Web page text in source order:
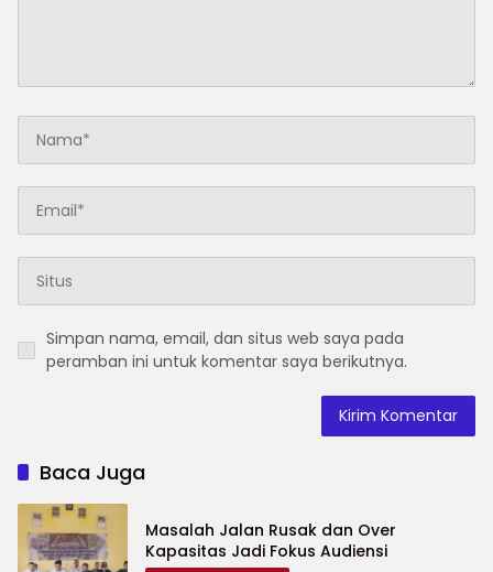
Simpan nama, email, dan situs web saya pada
peramban ini untuk komentar saya berikutnya.
Baca Juga
Masalah Jalan Rusak dan Over
Kapasitas Jadi Fokus Audiensi